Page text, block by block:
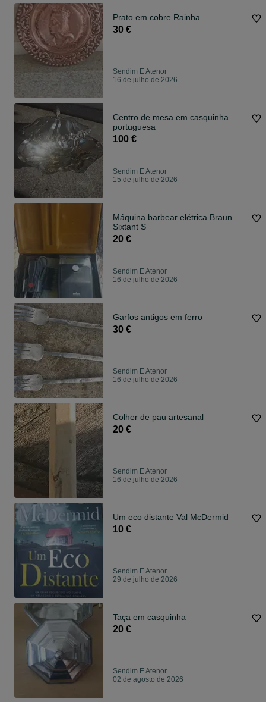
Prato em cobre Rainha
30 €
Sendim E Atenor
16 de julho de 2026
Centro de mesa em casquinha
portuguesa
100 €
Sendim E Atenor
15 de julho de 2026
Máquina barbear elétrica Braun
Sixtant S
20 €
Sendim E Atenor
16 de julho de 2026
Garfos antigos em ferro
30 €
Sendim E Atenor
16 de julho de 2026
Colher de pau artesanal
20 €
Sendim E Atenor
16 de julho de 2026
Um eco distante Val McDermid
10 €
Sendim E Atenor
29 de julho de 2026
Taça em casquinha
20 €
Sendim E Atenor
02 de agosto de 2026